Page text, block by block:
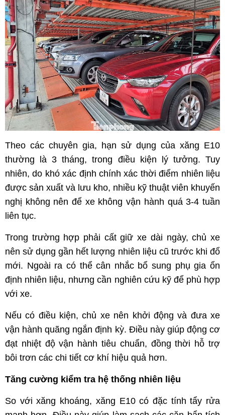
Theo các chuyên gia, hạn sử dụng của xăng E10
thường là 3 tháng, trong điều kiện lý tưởng. Tuy
nhiên, do khó xác định chính xác thời điểm nhiên liệu
được sản xuất và lưu kho, nhiều kỹ thuật viên khuyến
nghị không nên để xe không vận hành quá 3-4 tuần
liên tục.
Trong trường hợp phải cất giữ xe dài ngày, chủ xe
nên sử dụng gần hết lượng nhiên liệu cũ trước khi đổ
mới. Ngoài ra có thể cân nhắc bổ sung phụ gia ổn
định nhiên liệu, nhưng cần nghiên cứu kỹ để phù hợp
với xe.
Nếu có điều kiện, chủ xe nên khởi động và đưa xe
vận hành quãng ngắn định kỳ. Điều này giúp động cơ
đạt nhiệt độ vận hành tiêu chuẩn, đồng thời hỗ trợ
bôi trơn các chi tiết cơ khí hiệu quả hơn.
Tăng cường kiểm tra hệ thống nhiên liệu
So với xăng khoáng, xăng E10 có đặc tính tẩy rửa